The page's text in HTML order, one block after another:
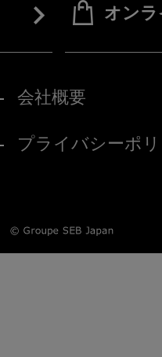
オン
会社概要
プライバシーポ